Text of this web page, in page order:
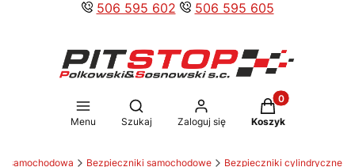
506 595 602 506 595 605
Menu
Otwórz wyszukiwarkę
Szukaj Zaloguj się
Produkty w
Koszyk
samochodowa Bezpieczniki samochodowe Bezpieczniki cylindryczne